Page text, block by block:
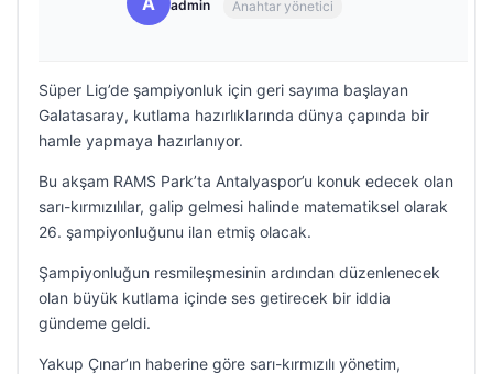
admin Anahtar yönetici
Süper Lig’de şampiyonluk için geri sayıma başlayan
Galatasaray, kutlama hazırlıklarında dünya çapında bir
hamle yapmaya hazırlanıyor.
Bu akşam RAMS Park’ta Antalyaspor’u konuk edecek olan
sarı-kırmızılılar, galip gelmesi halinde matematiksel olarak
26. şampiyonluğunu ilan etmiş olacak.
Şampiyonluğun resmileşmesinin ardından düzenlenecek
olan büyük kutlama içinde ses getirecek bir iddia
gündeme geldi.
Yakup Çınar’ın haberine göre sarı-kırmızılı yönetim,